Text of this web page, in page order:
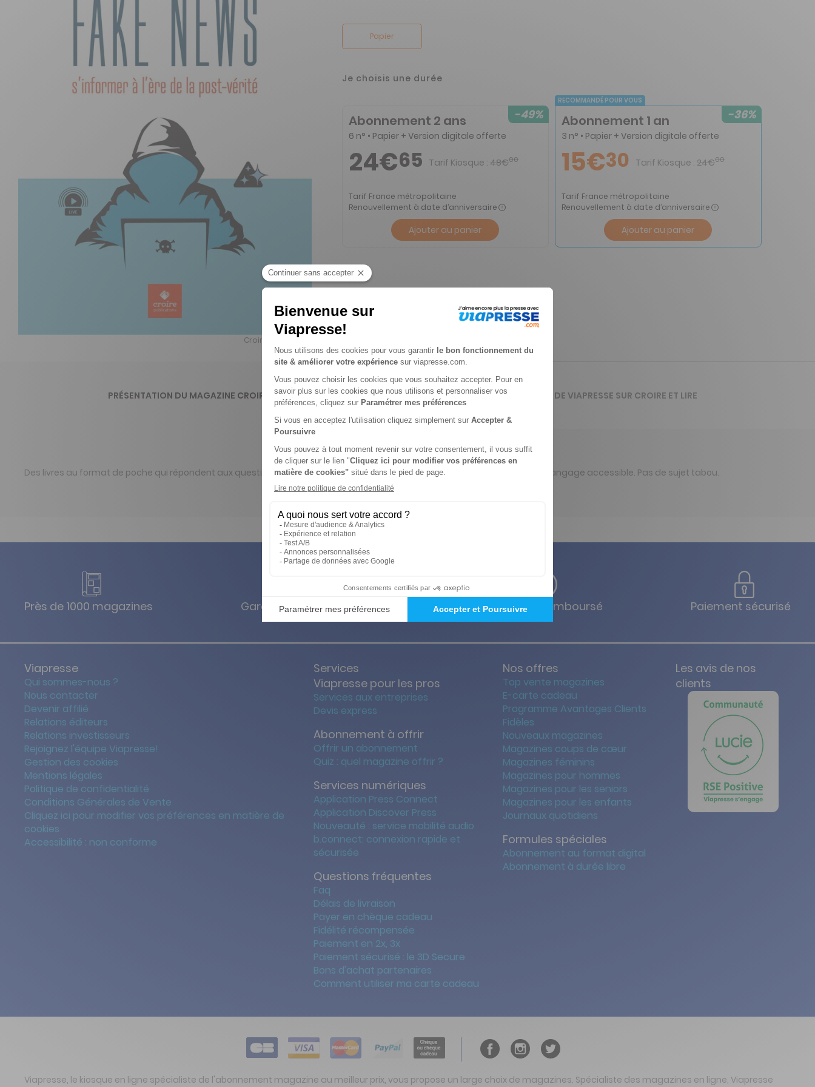
Croire et lire n° 73
Papier
Je choisis une durée
RECOMMANDÉ POUR VOUS
-36%
Abonnement 1 an
3 n° • Papier + Version digitale offerte
15€30 Tarif Kiosque : 24€00
Tarif France métropolitaine
Renouvellement à date d’anniversaire
Ajouter au panier
-49%
Abonnement 2 ans
6 n° • Papier + Version digitale offerte
24€65 Tarif Kiosque : 48€00
Tarif France métropolitaine
Renouvellement à date d’anniversaire
Ajouter au panier
PRÉSENTATION DU MAGAZINE CROIRE ET LIRE
Des livres au format de poche qui répondent aux questions que vous vous posez ou qui vous aident sur le chemin de la foi.Langage accessible. Pas de sujet tabou.
L'AVIS DE VIAPRESSE SUR CROIRE ET LIRE
Près de 1000 magazines Garanties des prix les + bas Satisfait ou remboursé Paiement sécurisé
Viapresse
Qui sommes-nous ?
Nous contacter
Devenir affilié
Relations éditeurs
Relations investisseurs
Rejoignez l'équipe Viapresse!
Gestion des cookies
Mentions légales
Politique de confidentialité
Conditions Générales de Vente
Cliquez ici pour modifier vos préférences en matière de
cookies
Accessibilité : non conforme
Services
Viapresse pour les pros
Services aux entreprises
Devis express
Abonnement à offrir
Offrir un abonnement
Quiz : quel magazine offrir ?
Services numériques
Application Press Connect
Application Discover Press
Nouveauté : service mobilité audio
b.connect: connexion rapide et
sécurisée
Questions fréquentes
Faq
Délais de livraison
Payer en chèque cadeau
Fidélité récompensée
Paiement en 2x, 3x
Paiement sécurisé : le 3D Secure
Bons d'achat partenaires
Comment utiliser ma carte cadeau
Nos offres
Top vente magazines
E-carte cadeau
Programme Avantages Clients
Fidèles
Nouveaux magazines
Magazines coups de cœur
Magazines féminins
Magazines pour hommes
Magazines pour les seniors
Magazines pour les enfants
Journaux quotidiens
Formules spéciales
Abonnement au format digital
Abonnement à durée libre
Les avis de nos
clients
Viapresse, le kiosque en ligne spécialiste de l'abonnement magazine au meilleur prix, vous propose un large choix de magazines. Spécialiste des magazines en ligne, Viapresse